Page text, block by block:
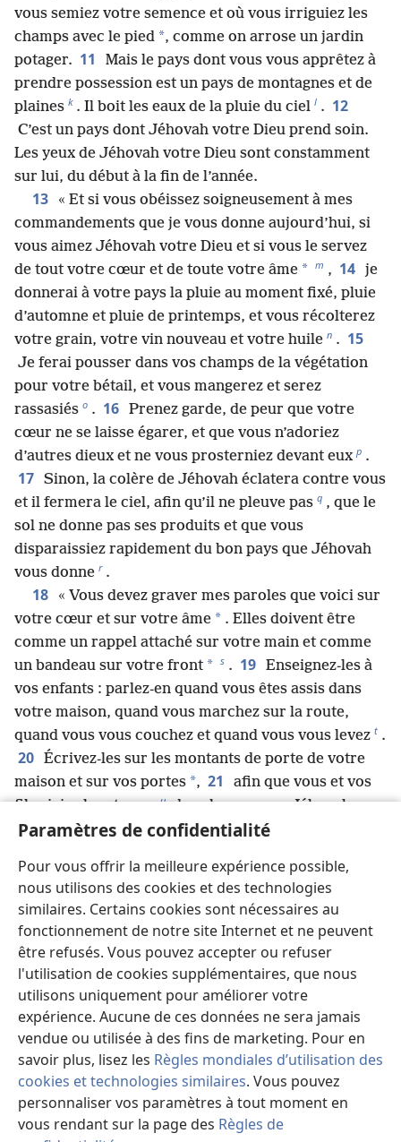
Paramètres de confidentialité
Pour vous offrir la meilleure expérience possible,
nous utilisons des cookies et des technologies
similaires. Certains cookies sont nécessaires au
fonctionnement de notre site Internet et ne peuvent
être refusés. Vous pouvez accepter ou refuser
l'utilisation de cookies supplémentaires, que nous
utilisons uniquement pour améliorer votre
expérience. Aucune de ces données ne sera jamais
vendue ou utilisée à des fins de marketing. Pour en
savoir plus, lisez les Règles mondiales d’utilisation des
cookies et technologies similaires. Vous pouvez
personnaliser vos paramètres à tout moment en
vous rendant sur la page des Règles de
vous semiez votre semence et où vous irriguiez les
champs avec le pied *, comme on arrose un jardin
potager. 11
Mais le pays dont vous vous apprêtez à
prendre possession est un pays de montagnes et de
plaines k . Il boit les eaux de la pluie du ciel l . 12
C’est un pays dont Jéhovah votre Dieu prend soin.
Les yeux de Jéhovah votre Dieu sont constamment
sur lui, du début à la fin de l’année.
13
« Et si vous obéissez soigneusement à mes
commandements que je vous donne aujourd’hui, si
vous aimez Jéhovah votre Dieu et si vous le servez
de tout votre cœur et de toute votre âme * m , 14 je
donnerai à votre pays la pluie au moment fixé, pluie
d’automne et pluie de printemps, et vous récolterez
votre grain, votre vin nouveau et votre huile n . 15
Je ferai pousser dans vos champs de la végétation
pour votre bétail, et vous mangerez et serez
rassasiés o . 16 Prenez garde, de peur que votre
cœur ne se laisse égarer, et que vous n’adoriez
d’autres dieux et ne vous prosterniez devant eux p .
17 Sinon, la colère de Jéhovah éclatera contre vous
et il fermera le ciel, afin qu’il ne pleuve pas q , que le
sol ne donne pas ses produits et que vous
disparaissiez rapidement du bon pays que Jéhovah
vous donne r .
18
« Vous devez graver mes paroles que voici sur
votre cœur et sur votre âme * . Elles doivent être
comme un rappel attaché sur votre main et comme
un bandeau sur votre front * s . 19 Enseignez-les à
vos enfants : parlez-en quand vous êtes assis dans
votre maison, quand vous marchez sur la route,
quand vous vous couchez et quand vous vous levez t .
20 Écrivez-les sur les montants de porte de votre
maison et sur vos portes *, 21
afin que vous et vos
fils viviez longtemps u dans le pays que Jéhovah a
juré de donner à vos ancêtres v , aussi longtemps que
22 « Si vous obéissez strictement à ce
commandement que je vous donne et que vous le
pratiquiez, c’est-à-dire si vous aimez Jéhovah votre
Dieu w , si vous suivez tous ses chemins et si vous
vous attachez à lui x , 23 Jéhovah chassera toutes
ces nations de devant vous
, et vous déposséderez
des nations plus grandes et plus nombreuses que
vous z . 24 Tout lieu où vous poserez le pied vous
appartiendra a . Du désert au Liban, du Fleuve, le
fleuve Euphrate, à la mer occidentale * , ce sera
votre territoire b . 25 Personne ne vous résistera
Jéhovah votre Dieu répandra la terreur et la peur de